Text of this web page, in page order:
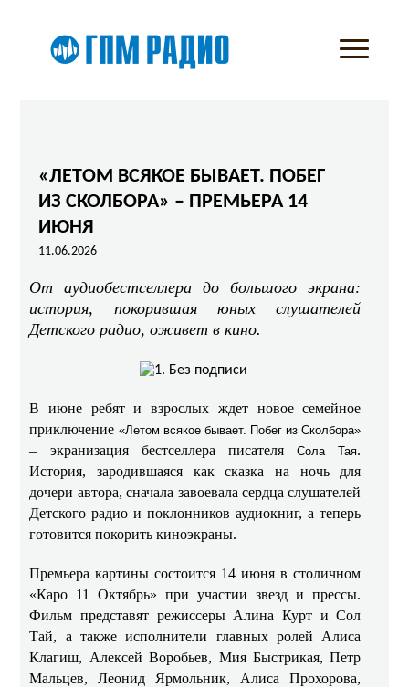
«ЛЕТОМ ВСЯКОЕ БЫВАЕТ. ПОБЕГ
ИЗ СКОЛБОРА» – ПРЕМЬЕРА 14
ИЮНЯ
11.06.2026
От аудиобестселлера до большого экрана:
история, покорившая юных слушателей
Детского радио, оживет в кино.
В июне ребят и взрослых ждет новое семейное
приключение «Летом всякое бывает. Побег из Сколбора»
– экранизация бестселлера писателяСола Тая.
История, зародившаяся как сказка на ночь для
дочери автора, сначала завоевала сердца слушателей
Детского радио и поклонников аудиокниг, а теперь
готовится покорить киноэкраны.
Премьера картины состоится 14 июня в столичном
«Каро 11 Октябрь» при участии звезд и прессы.
Фильм представят режиссеры Алина Курт и Сол
Тай, а также исполнители главных ролей Алиса
Клагиш, Алексей Воробьев, Мия Быстрикая, Петр
Мальцев, Леонид Ярмольник, Алиса Прохорова,